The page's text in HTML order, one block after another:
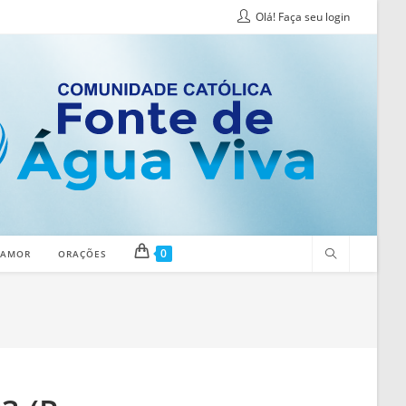
Olá! Faça seu login
ORAÇÕES 0